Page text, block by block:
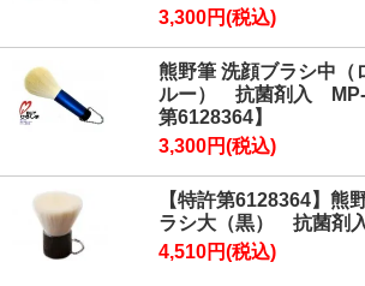
3,300円(税込)
熊野筆 洗顔ブラシ中（
ルー） 抗菌剤入 MP-
第6128364】
3,300円(税込)
【特許第6128364】
ラシ大（黒） 抗菌剤
4,510円(税込)